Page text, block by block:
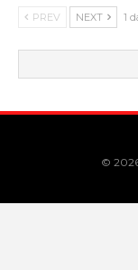
PREV NEXT 1
©